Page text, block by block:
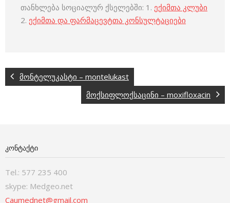
თანხლება სოციალურ ქსელებში: 1. ექიმთა კლუბი
2. ექიმთა და ფარმაცევტთა კონსულტაციები
მონტელუკასტი – montelukast
მოქსიფლოქსაცინი – moxifloxacin
ᲙᲝᲜᲢᲐᲥᲢᲘ
Tel.: 577 235 400
skype: Medgeo.net
Caumednet@gmail.com